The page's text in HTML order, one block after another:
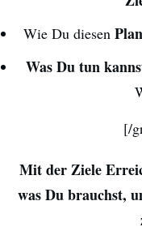
Wie Du diesen
Was Du tun
[/
Mit der Ziele
was Du brauchst,